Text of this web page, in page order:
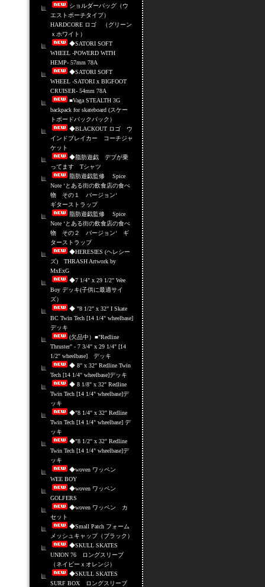
ショルダーバッグ（ウ
エストポーチタイプ）
HARDCORE ロゴ （グリーン
ｘホワイト）
◆SATORI SOFT
WHEEL -POWERD WITH
HEMP- 57mm 78A
◆SATORI SOFT
WHEEL -SATORI x BIGFOOT
CRUISER- 54mm 78A
■Vaga STEALTH 3G
backpack for skateboard (スケー
トボードバックパック）
◆BLACKOUT ロゴ ウ
インドブレイカー コーチジャ
ケット
◆脂肪遊戯 デブが乗
ってます Tシャツ
脂肪遊戯監修 Spice
Note ‘とある街の飲食店の食べ
物 その１ バージョン‘
ギターストラップ
脂肪遊戯監修 Spice
Note ‘とある街の飲食店の食べ
物 その２ バージョン‘ ギ
ターストラップ
◆HERESIES (ヘレシー
ズ) THRASH Artwork by
MxExG
◆7 1/4" x 29 1/2" Wee
Boy デッキ(子供に最適サイ
ズ）
◆ "8 1/2" x 32" I Skate
BC Twin Tech [14 1/4" wheelbase]
デッキ
(欠品中）■"Redline
Thruster" - 7 3/4" x 29 1/4" [14
1/2" wheelbase] デッキ
◆ 8" x 32" Redline Twin
Tech [14 1/4" wheelbase]デッキ
◆ 8 1/8" x 32" Redline
Twin Tech [14 1/4" wheelbase]デ
ッキ
◆"8 1/4" x 32" Redline
Twin Tech [14 1/4" wheelbase] デ
ッキ
◆"8 1/2" x 32" Redline
Twin Tech [14 1/4" wheelbase]デ
ッキ
◆woven ワッペン
WEE BOY
◆woven ワッペン
GOLFERS
◆woven ワッペン カ
セット
◆Small Patch フォーム
メッシュキャップ（ブラック）
◆SKULL SKATES
UNION 76 ロングスリーブ
（ネイビーｘオレンジ）
◆SKULL SKATES
SURF BOX ロングスリーブ